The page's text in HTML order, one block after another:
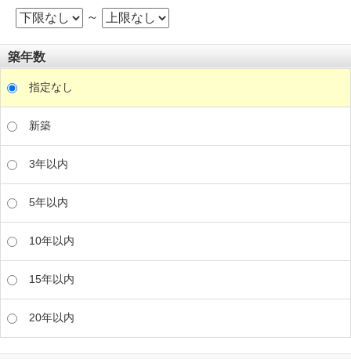
～
築年数
指定なし
新築
3年以内
5年以内
10年以内
15年以内
20年以内